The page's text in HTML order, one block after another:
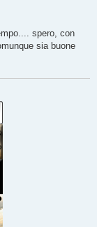
spero, con
sia buone